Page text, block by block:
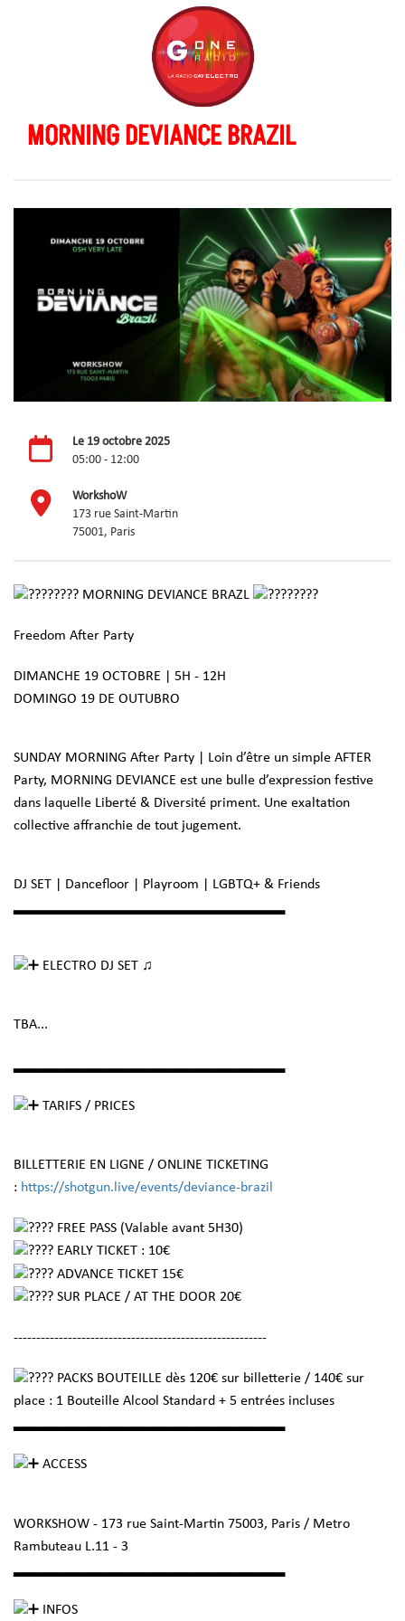
MORNING DEVIANCE BRAZIL
Le 19 octobre 2025
05:00 - 12:00
WorkshoW
173 rue Saint-Martin
75001, Paris
MORNING DEVIANCE BRAZL
Freedom After Party
DIMANCHE 19 OCTOBRE | 5H - 12H
DOMINGO 19 DE OUTUBRO
SUNDAY MORNING After Party | Loin d’être un simple AFTER
Party, MORNING DEVIANCE est une bulle d’expression festive
dans laquelle Liberté & Diversité priment. Une exaltation
collective affranchie de tout jugement.
DJ SET | Dancefloor | Playroom | LGBTQ+ & Friends
▂▂▂▂▂▂▂▂▂▂▂▂▂▂▂▂▂▂▂▂▂▂▂▂▂
ELECTRO DJ SET ♫
TBA...
▂▂▂▂▂▂▂▂▂▂▂▂▂▂▂▂▂▂▂▂▂▂▂▂▂
TARIFS / PRICES
BILLETTERIE EN LIGNE / ONLINE TICKETING
: https://shotgun.live/events/deviance-brazil
FREE PASS (Valable avant 5H30)
EARLY TICKET : 10€
ADVANCE TICKET 15€
SUR PLACE / AT THE DOOR 20€
--------------------------------------------------------
PACKS BOUTEILLE dès 120€ sur billetterie / 140€ sur
place : 1 Bouteille Alcool Standard + 5 entrées incluses
▂▂▂▂▂▂▂▂▂▂▂▂▂▂▂▂▂▂▂▂▂▂▂▂▂
ACCESS
WORKSHOW - 173 rue Saint-Martin 75003, Paris / Metro
Rambuteau L.11 - 3
▂▂▂▂▂▂▂▂▂▂▂▂▂▂▂▂▂▂▂▂▂▂▂▂▂
INFOS